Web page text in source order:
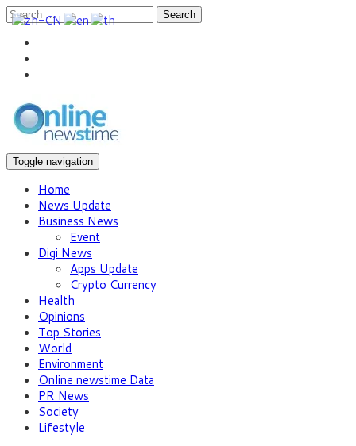
Search
Toggle navigation
Home
News Update
Business News
Event
Digi News
Apps Update
Crypto Currency
Health
Opinions
Top Stories
World
Environment
Online newstime Data
PR News
Society
Lifestyle